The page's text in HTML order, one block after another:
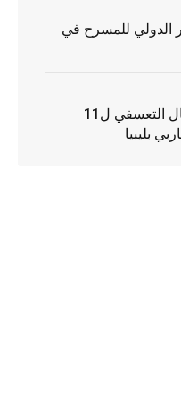
الدولي للمسرح في
عبد الكبير يؤكد استمرار الاعتقال التعسفي ل11
بليبيا